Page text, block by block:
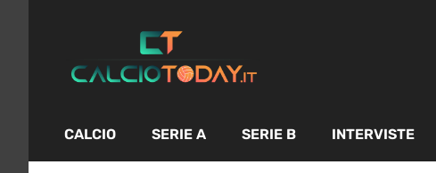
contenuto
CALCIO SERIE A SERIE B INTERVISTE